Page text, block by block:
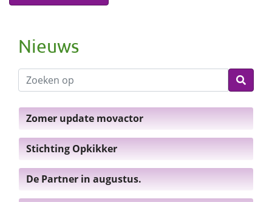
Nieuws
Zomer update movactor
Stichting Opkikker
De Partner in augustus.